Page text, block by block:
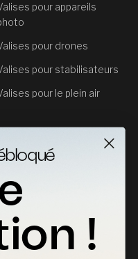
pour appareils
pour drones
pour stabilisateurs
pour le plein air
!